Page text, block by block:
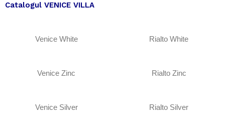
Catalogul VENICE VILLA
Venice White Rialto White
Venice Zinc Rialto Zinc
Venice Silver Rialto Silver